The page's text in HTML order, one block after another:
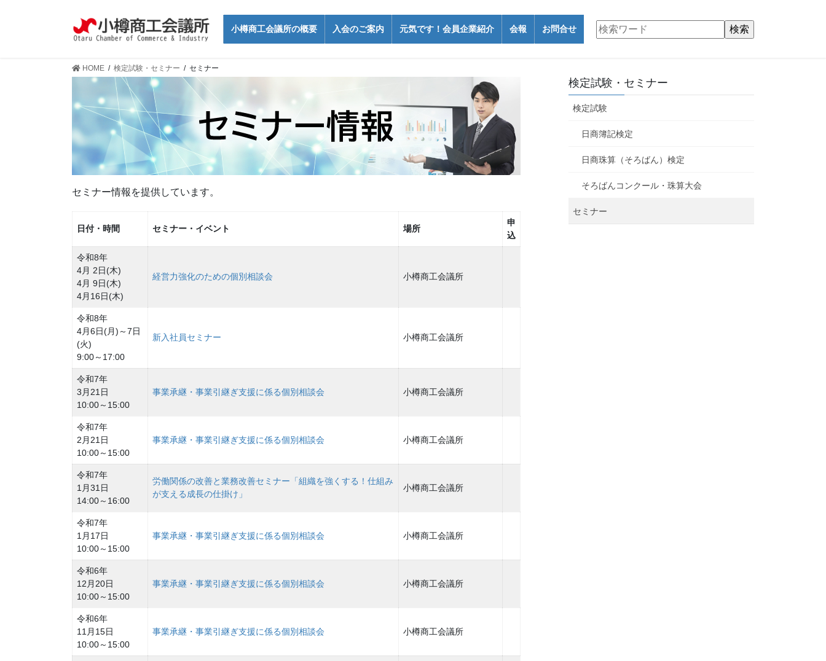
小樽商工会議所の概要 入会のご案内 元気です！会員企業紹介 会報 お問合せ
HOME 検定試験・セミナー セミナー
セミナー情報を提供しています。
日付・時間 セミナー・イベント 場所
申
込
令和8年
4月 2日(木)
4月 9日(木)
4月16日(木)
経営力強化のための個別相談会 小樽商工会議所
令和8年
4月6日(月)～7日
(火)
9:00～17:00
新入社員セミナー 小樽商工会議所
令和7年
3月21日
10:00～15:00
事業承継・事業引継ぎ支援に係る個別相談会 小樽商工会議所
令和7年
2月21日
10:00～15:00
事業承継・事業引継ぎ支援に係る個別相談会 小樽商工会議所
令和7年
1月31日
14:00～16:00
労働関係の改善と業務改善セミナー「組織を強くする！仕組み
が支える成長の仕掛け」
小樽商工会議所
令和7年
1月17日
10:00～15:00
事業承継・事業引継ぎ支援に係る個別相談会 小樽商工会議所
令和6年
12月20日
10:00～15:00
事業承継・事業引継ぎ支援に係る個別相談会 小樽商工会議所
令和6年
11月15日
10:00～15:00
事業承継・事業引継ぎ支援に係る個別相談会 小樽商工会議所
検定試験・セミナー
検定試験
日商簿記検定
日商珠算（そろばん）検定
そろばんコンクール・珠算大会
セミナー